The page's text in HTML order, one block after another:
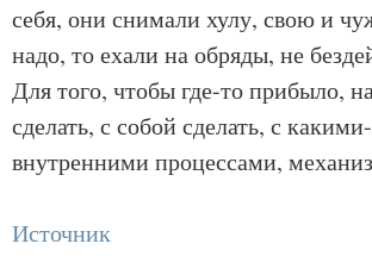
себя, они снимали хулу, свою и
надо, то ехали на обряды, не
Для того, чтобы где-то прибыло,
сделать, с собой сделать, с
внутренними процессами,
Источник